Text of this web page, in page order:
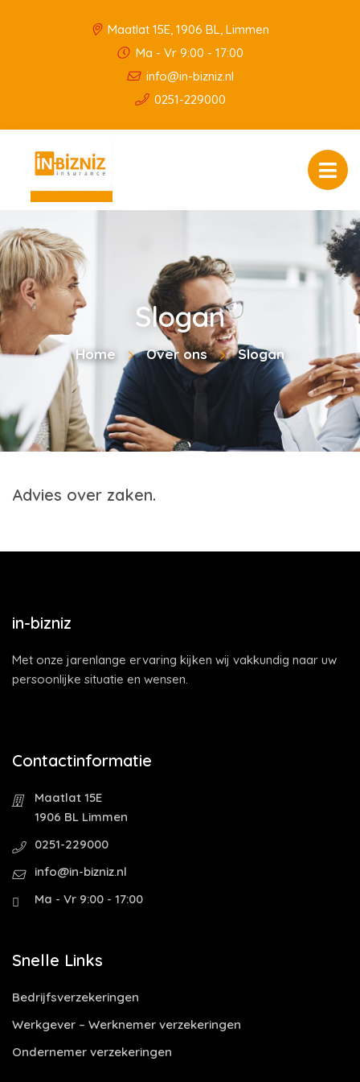
Maatlat 15E, 1906 BL, Limmen
Ma - Vr 9:00 - 17:00
info@in-bizniz.nl
0251-229000
Slogan
Home Over ons Slogan
Advies over zaken.
in-bizniz
Met onze jarenlange ervaring kijken wij vakkundig naar uw
persoonlijke situatie en wensen.
Contactinformatie
Maatlat 15E
1906 BL Limmen
0251-229000
info@in-bizniz.nl
Ma - Vr 9:00 - 17:00
Snelle Links
Bedrijfsverzekeringen
Werkgever – Werknemer verzekeringen
Ondernemer verzekeringen